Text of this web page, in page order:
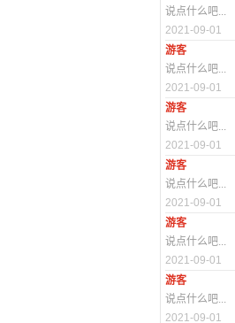
说点什么吧...
2021-09-01
游客
说点什么吧...
2021-09-01
游客
说点什么吧...
2021-09-01
游客
说点什么吧...
2021-09-01
游客
说点什么吧...
2021-09-01
游客
说点什么吧...
2021-09-01